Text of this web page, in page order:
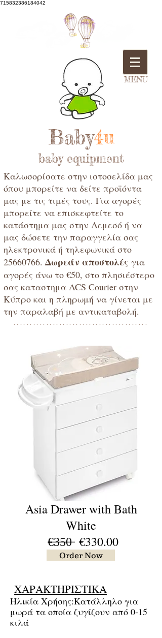
715832386184042
MENU
Baby4u
baby equipment
Καλωσορίσατε στην ιστοσελίδα μας
όπου μπορείτε να δείτε προϊόντα
μας με τις τιμές τους. Για αγορές
μπορείτε να επισκεφτείτε το
κατάστημα μας στην Λεμεσό ή να
μας δώσετε την παραγγελία σας
ηλεκτρονικά ή τηλεφωνικά στο
25660766.Δωρεάν αποστολές για
αγορές άνω το €50, στο πλησιέστερο
σας καταστημα ACS Courier στην
Κύπρο και η πληρωμή να γίνεται με
την παραλαβή με αντικαταβολή.
*****************************************
Asia Drawer with Bath
White
€̶3̶5̶0̶ €330.00
Order Now
ΧΑΡΑΚΤΗΡΙΣΤΙΚΑ
Ηλικία Χρήσης:Κατάλληλο για
μωρά τα οποία ζυγίζουν από 0-15
κιλά